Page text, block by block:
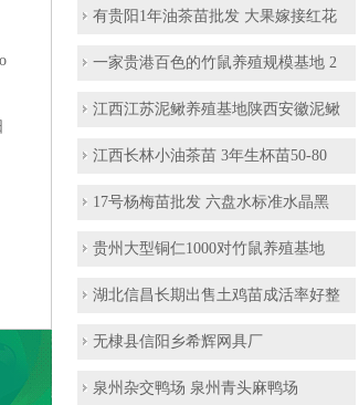
有贵阳1年油茶苗批发 大果嫁接红花
一家贵港百色的竹鼠养殖规模基地 2
江西江苏泥鳅养殖基地陕西安徽泥鳅
江西长林小油茶苗 3年生杯苗50-80
17号杨梅苗批发 六盘水标准水晶黑
贵州大型铜仁1000对竹鼠养殖基地
湖北信昌长期出售土鸡苗成活率好整
无棣县信阳乡希辉网具厂
泉州杂交鸭场 泉州青头麻鸭场